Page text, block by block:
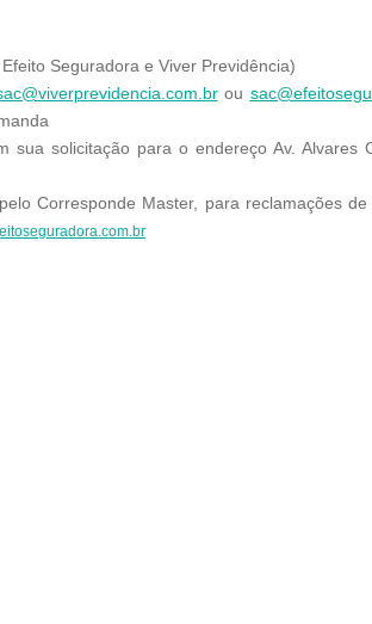
Seguradora e Viver Previdência)
ou
sua solicitação para o endereço Av. Alvares
Corresponde Master, para reclamações